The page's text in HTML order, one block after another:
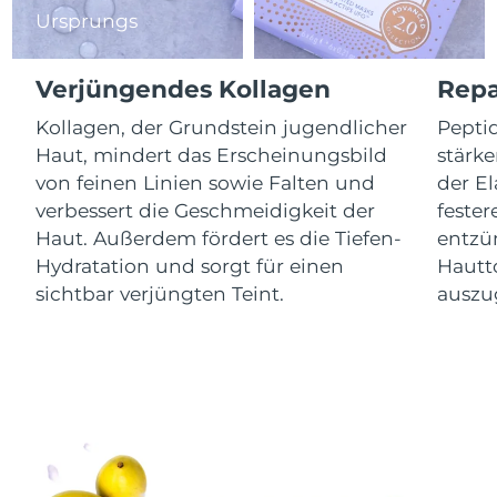
Ursprungs
Verjüngendes Kollagen
Kollagen, der Grundstein jugendlicher
Haut, mindert das Erscheinungsbild
von feinen Linien sowie Falten und
verbessert die Geschmeidigkeit der
Haut. Außerdem fördert es die Tiefen-
Hydratation und sorgt für einen
sichtbar verjüngten Teint.
der
11/08/2026
Erwartete Lieferung
13/08/2026
Italien
Erwartete Lieferung
09/08/2026
Japan
Erwartete Lieferung
12/08/2026
Jersey
Erwartete Lieferung
14/08/2026
Lettland